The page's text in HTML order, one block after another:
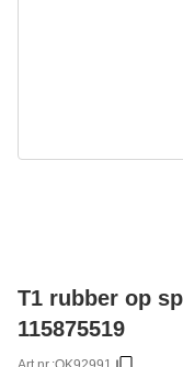
T1 rubber op
115875519